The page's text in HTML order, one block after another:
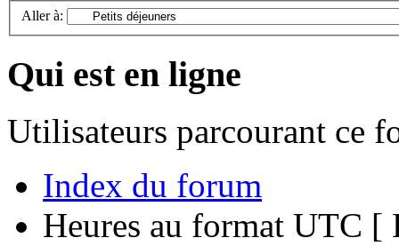
Aller à:
Qui est en ligne
Utilisateurs parcourant ce
Index du forum
Heures au format UTC [